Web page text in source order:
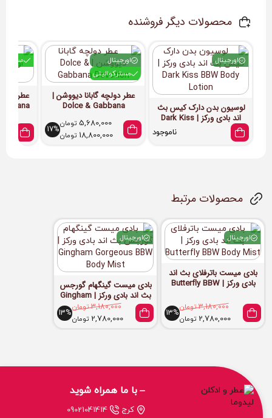
محصولات دیگر فروشنده
اورجینال
لوسیون بدن دارک کیس بث
اند بادی ورکز | Dark Kiss
BBW Body Lotionناموجود
اورجینال
مسترکوالیتی
عطر دولچه گابانا دیووشن |
Dolce & Gabbana
5,680,000 تومان
18,800,000 تومان
17%
عطر
Oriana
محصولات مرتبط
اورجینال
بادی میست باترفلای بث اند
بادی ورکز | Butterfly BBW
3,180,000 تومان
2,780,000 تومان
13%
اورجینال
بادی میست گینگهام گورجس
بث اند بادی ورکز | Gingham
Gorgeous BBW Body Mist
3,180,000 تومان
2,780,000 تومان
13%
با ما همراه شوید
کرج 09021041414